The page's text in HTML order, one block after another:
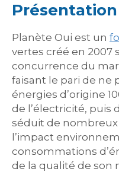
Planète Oui est un
vertes créé en 2007
concurrence du
faisant le pari de ne
énergies d’origine
de l’électricité, puis
séduit de
l’impact
consommations
de la qualité de son